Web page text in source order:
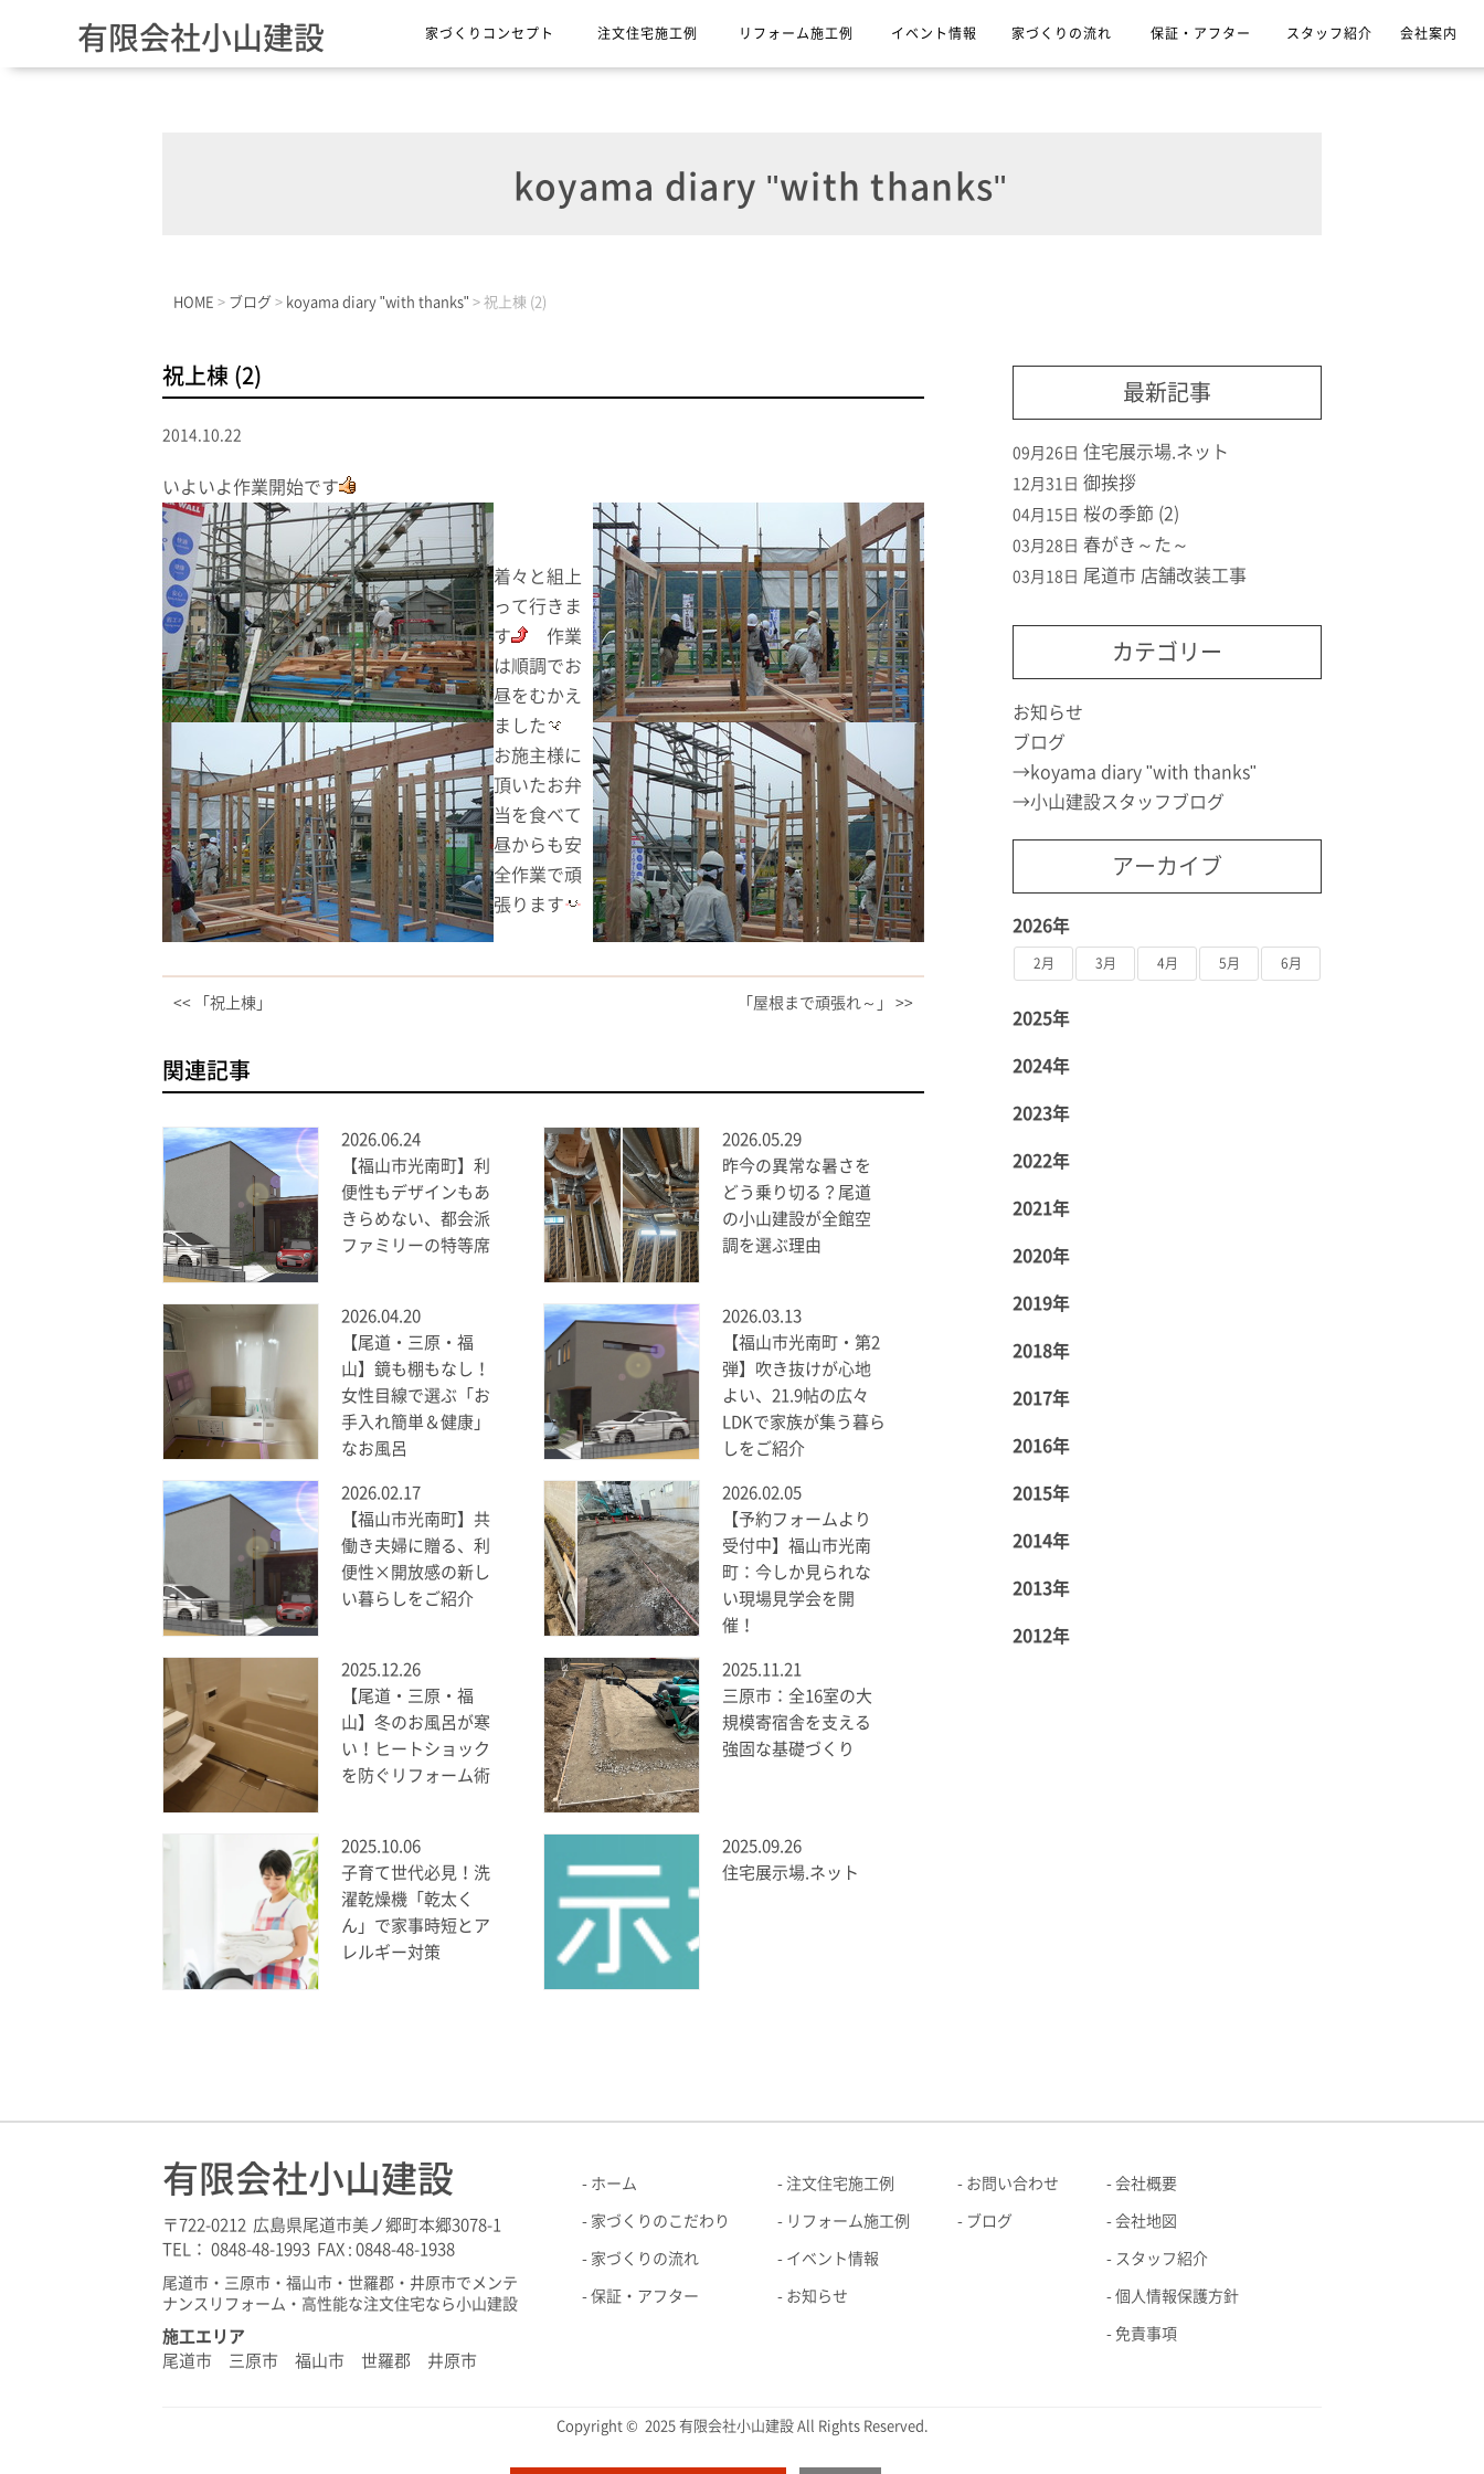
有限会社小山建設 家づくりコンセプト 注文住宅施工例 リフォーム施工例 イベント情報 家づくりの流れ 保証・アフター スタッフ紹介 会社案内
koyama diary "with thanks"
HOME > ブログ > koyama diary "with thanks" > 祝上棟 (2)
祝上棟 (2)
2014.10.22
いよいよ作業開始です
着々と組上
って行きま
す
作業
は順調でお
昼をむかえ
ました
お施主様に
頂いたお弁
当を食べて
昼からも安
全作業で頑
張ります
<< 「祝上棟」 「屋根まで頑張れ～」 >>
関連記事
2026.06.24
【福山市光南町】利
便性もデザインもあ
きらめない、都会派
ファミリーの特等席
2026.05.29
昨今の異常な暑さを
どう乗り切る？尾道
の小山建設が全館空
調を選ぶ理由
2026.04.20
【尾道・三原・福
山】鏡も棚もなし！
女性目線で選ぶ「お
手入れ簡単＆健康」
なお風呂
2026.03.13
【福山市光南町・第2
弾】吹き抜けが心地
よい、21.9帖の広々
LDKで家族が集う暮ら
しをご紹介
2026.02.17
【福山市光南町】共
働き夫婦に贈る、利
便性×開放感の新し
い暮らしをご紹介
2026.02.05
【予約フォームより
受付中】福山市光南
町：今しか見られな
い現場見学会を開
催！
2025.12.26
【尾道・三原・福
山】冬のお風呂が寒
い！ヒートショック
を防ぐリフォーム術
2025.11.21
三原市：全16室の大
規模寄宿舎を支える
強固な基礎づくり
2025.10.06
子育て世代必見！洗
濯乾燥機「乾太く
ん」で家事時短とア
レルギー対策
2025.09.26
住宅展示場.ネット
最新記事
09月26日 住宅展示場.ネット
12月31日 御挨拶
04月15日 桜の季節 (2)
03月28日 春がき～た～
03月18日 尾道市 店舗改装工事
カテゴリー
お知らせ
ブログ
koyama diary "with thanks"
小山建設スタッフブログ
アーカイブ
2026年
2月 3月 4月 5月 6月
2025年
2024年
2023年
2022年
2021年
2020年
2019年
2018年
2017年
2016年
2015年
2014年
2013年
2012年
ホーム
家づくりのこだわり
家づくりの流れ
保証・アフター
注文住宅施工例
リフォーム施工例
イベント情報
お知らせ
お問い合わせ
ブログ
会社概要
会社地図
スタッフ紹介
個人情報保護方針
免責事項
有限会社小山建設
〒722-0212 広島県尾道市美ノ郷町本郷3078-1
TEL： 0848-48-1993 FAX : 0848-48-1938
尾道市・三原市・福山市・世羅郡・井原市でメンテ
ナンスリフォーム・高性能な注文住宅なら小山建設
施工エリア
尾道市 三原市 福山市 世羅郡 井原市
Copyright © 2025 有限会社小山建設 All Rights Reserved.